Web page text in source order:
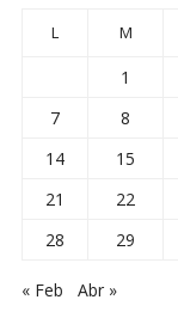
L M
1
7
8
14
15
21
22
28
29
« Feb Abr »